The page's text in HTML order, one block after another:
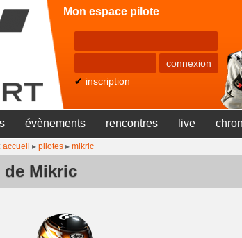
Mon espace pilote
✔ inscription
évènements rencontres live
accueil ▸pilotes ▸mikric
Mikric